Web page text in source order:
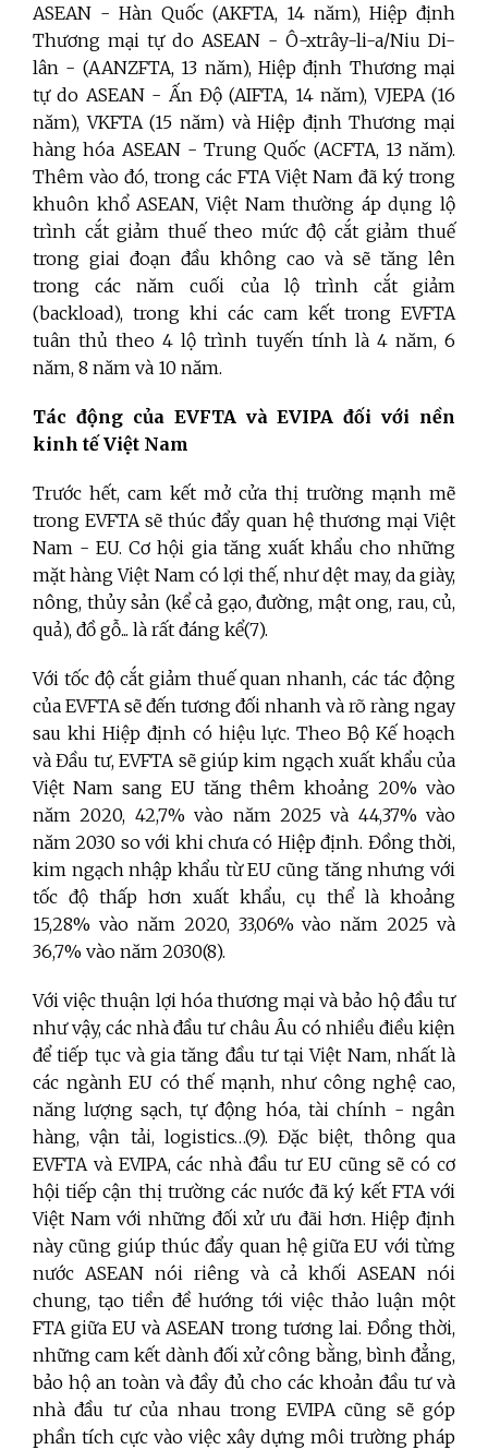
ASEAN - Hàn Quốc (AKFTA, 14 năm), Hiệp định
Thương mại tự do ASEAN - Ô-xtrây-li-a/Niu Di-
lân - (AANZFTA, 13 năm), Hiệp định Thương mại
tự do ASEAN - Ấn Độ (AIFTA, 14 năm), VJEPA (16
năm), VKFTA (15 năm) và Hiệp định Thương mại
hàng hóa ASEAN - Trung Quốc (ACFTA, 13 năm).
Thêm vào đó, trong các FTA Việt Nam đã ký trong
khuôn khổ ASEAN, Việt Nam thường áp dụng lộ
trình cắt giảm thuế theo mức độ cắt giảm thuế
trong giai đoạn đầu không cao và sẽ tăng lên
trong các năm cuối của lộ trình cắt giảm
(backload), trong khi các cam kết trong EVFTA
tuân thủ theo 4 lộ trình tuyến tính là 4 năm, 6
năm, 8 năm và 10 năm.
Tác động của EVFTA và EVIPA đối với nền
kinh tế Việt Nam
Trước hết, cam kết mở cửa thị trường mạnh mẽ
trong EVFTA sẽ thúc đẩy quan hệ thương mại Việt
Nam - EU. Cơ hội gia tăng xuất khẩu cho những
mặt hàng Việt Nam có lợi thế, như dệt may, da giày,
nông, thủy sản (kể cả gạo, đường, mật ong, rau, củ,
quả), đồ gỗ... là rất đáng kể(7).
Với tốc độ cắt giảm thuế quan nhanh, các tác động
của EVFTA sẽ đến tương đối nhanh và rõ ràng ngay
sau khi Hiệp định có hiệu lực. Theo Bộ Kế hoạch
và Đầu tư, EVFTA sẽ giúp kim ngạch xuất khẩu của
Việt Nam sang EU tăng thêm khoảng 20% vào
năm 2020, 42,7% vào năm 2025 và 44,37% vào
năm 2030 so với khi chưa có Hiệp định. Đồng thời,
kim ngạch nhập khẩu từ EU cũng tăng nhưng với
tốc độ thấp hơn xuất khẩu, cụ thể là khoảng
15,28% vào năm 2020, 33,06% vào năm 2025 và
36,7% vào năm 2030(8).
Với việc thuận lợi hóa thương mại và bảo hộ đầu tư
như vậy, các nhà đầu tư châu Âu có nhiều điều kiện
để tiếp tục và gia tăng đầu tư tại Việt Nam, nhất là
các ngành EU có thế mạnh, như công nghệ cao,
năng lượng sạch, tự động hóa, tài chính - ngân
hàng, vận tải, logistics…(9). Đặc biệt, thông qua
EVFTA và EVIPA, các nhà đầu tư EU cũng sẽ có cơ
hội tiếp cận thị trường các nước đã ký kết FTA với
Việt Nam với những đối xử ưu đãi hơn. Hiệp định
này cũng giúp thúc đẩy quan hệ giữa EU với từng
nước ASEAN nói riêng và cả khối ASEAN nói
chung, tạo tiền đề hướng tới việc thảo luận một
FTA giữa EU và ASEAN trong tương lai. Đồng thời,
những cam kết dành đối xử công bằng, bình đẳng,
bảo hộ an toàn và đầy đủ cho các khoản đầu tư và
nhà đầu tư của nhau trong EVIPA cũng sẽ góp
phần tích cực vào việc xây dựng môi trường pháp